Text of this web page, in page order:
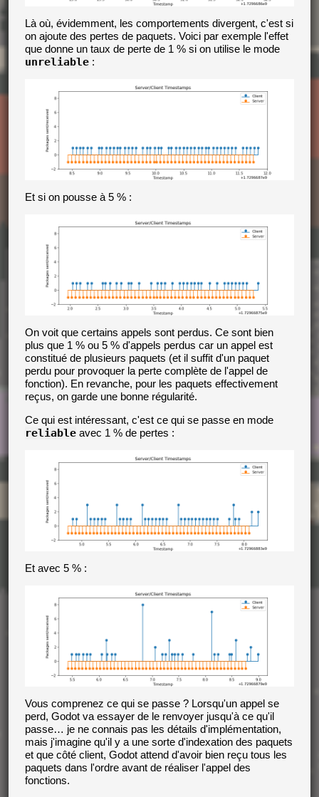
Là où, évidemment, les comportements divergent, c'est si
on ajoute des pertes de paquets. Voici par exemple l'effet
que donne un taux de perte de 1 % si on utilise le mode
unreliable:
Et si on pousse à 5 % :
On voit que certains appels sont perdus. Ce sont bien
plus que 1 % ou 5 % d'appels perdus car un appel est
constitué de plusieurs paquets (et il suffit d'un paquet
perdu pour provoquer la perte complète de l'appel de
fonction). En revanche, pour les paquets effectivement
reçus, on garde une bonne régularité.
Ce qui est intéressant, c'est ce qui se passe en mode
reliableavec 1 % de pertes :
Et avec 5 % :
Vous comprenez ce qui se passe ? Lorsqu'un appel se
perd, Godot va essayer de le renvoyer jusqu'à ce qu'il
passe… je ne connais pas les détails d'implémentation,
mais j'imagine qu'il y a une sorte d'indexation des paquets
et que côté client, Godot attend d'avoir bien reçu tous les
paquets dans l'ordre avant de réaliser l'appel des
fonctions.